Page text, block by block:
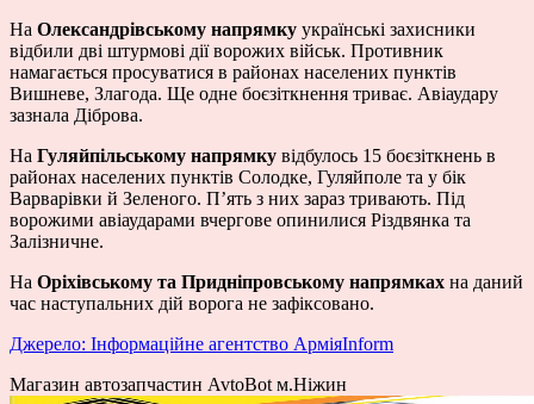
На Олександрівському напрямку українські захисники
відбили дві штурмові дії ворожих військ. Противник
намагається просуватися в районах населених пунктів
Вишневе, Злагода. Ще одне боєзіткнення триває. Авіаудару
зазнала Діброва.
На Гуляйпільському напрямку відбулось 15 боєзіткнень в
районах населених пунктів Солодке, Гуляйполе та у бік
Варварівки й Зеленого. П’ять з них зараз тривають. Під
ворожими авіаударами вчергове опинилися Різдвянка та
Залізничне.
На Оріхівському та Придніпровському напрямках на даний
час наступальних дій ворога не зафіксовано.
Джерело: Інформаційне агентство АрміяInform
Магазин автозапчастин AvtoBot м.Ніжин